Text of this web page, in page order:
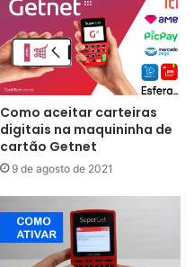
Como aceitar carteiras
digitais na maquininha de
cartão Getnet
9 de agosto de 2021